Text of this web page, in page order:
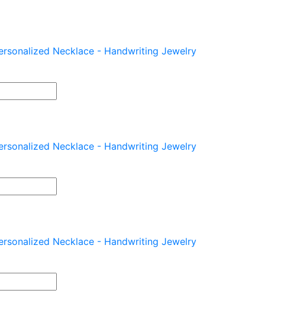
Necklace - Handwriting Jewelry
Necklace - Handwriting Jewelry
Necklace - Handwriting Jewelry